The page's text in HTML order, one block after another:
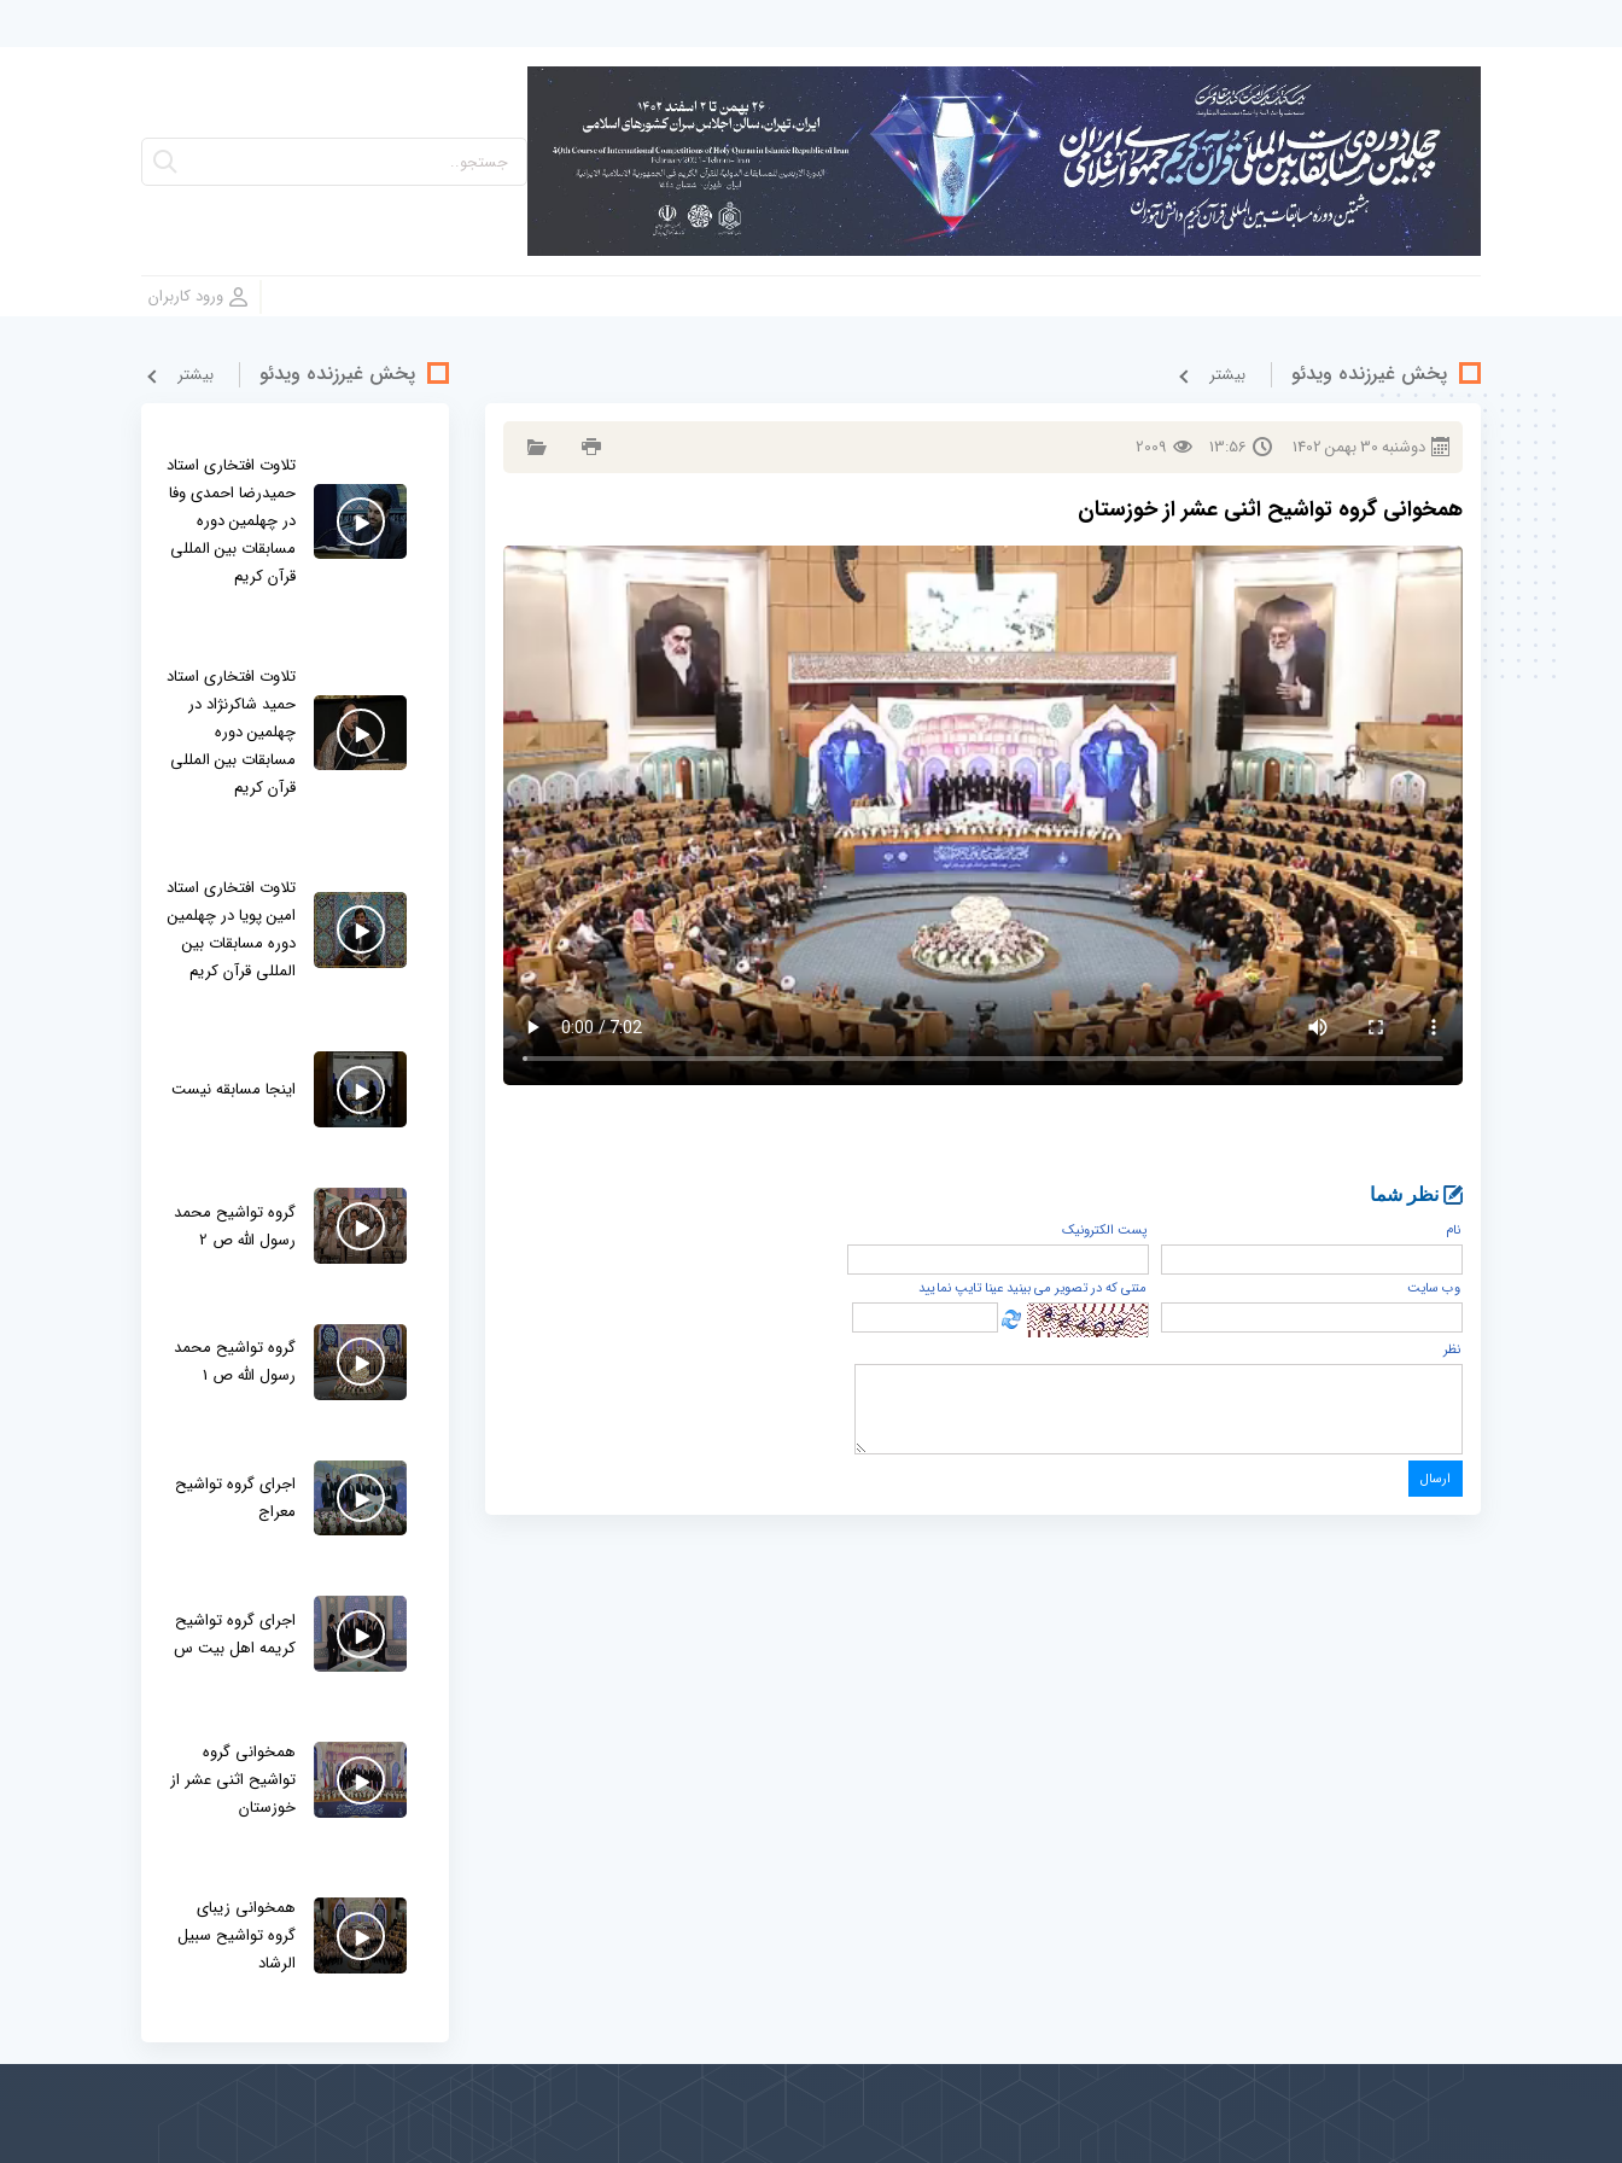
پخش غيرزنده ویدئو بيشتر
دوشنبه30بهمن1402
13:56
2009
همخوانی گروه تواشیح اثنی عشر از خوزستان
نظر شما
نام
پست الكترونيک
وب سایت متنی که در تصویر می بینید عینا تایپ نمایید
نظر
پخش غيرزنده ویدئو بيشتر
تلاوت افتخاری استاد
حمیدرضا احمدی وفا
در چهلمین دوره
مسابقات بین المللی
قرآن کریم
تلاوت افتخاری استاد
حمید شاکرنژاد در
چهلمین دوره
مسابقات بین المللی
قرآن کریم
تلاوت افتخاری استاد
امین پویا در چهلمین
دوره مسابقات بین
المللی قرآن کریم
اینجا مسابقه نیست
گروه تواشیح محمد
رسول الله ص 2
گروه تواشیح محمد
رسول الله ص 1
اجرای گروه تواشیح
معراج
اجرای گروه تواشیح
کریمه اهل بیت س
همخوانی گروه
تواشیح اثنی عشر از
خوزستان
همخوانی زیبای
گروه تواشیح سبیل
الرشاد